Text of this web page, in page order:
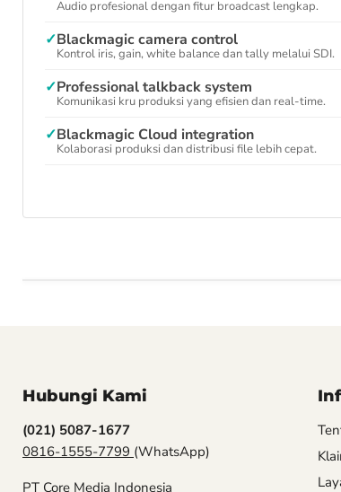
Audio profesional dengan fitur broadcast lengkap.
✓Blackmagic camera control
Kontrol iris, gain, white balance dan tally melalui SDI.
✓Professional talkback system
Komunikasi kru produksi yang efisien dan real-time.
✓Blackmagic Cloud integration
Kolaborasi produksi dan distribusi file lebih cepat.
Hubungi Kami
(021) 5087-1677
0816-1555-7799 (WhatsApp)
PT Core Media Indonesia